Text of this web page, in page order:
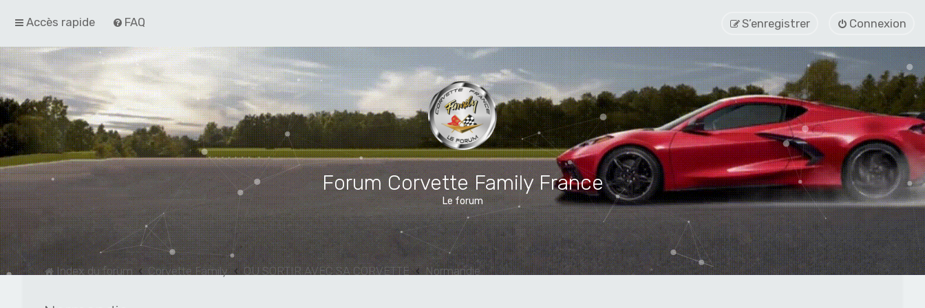
Accès rapide FAQ Connexion
S’enregistrer
Forum Corvette Family France
Le forum
Index du forum Corvette Family OU SORTIR AVEC SA CORVETTE Normandie